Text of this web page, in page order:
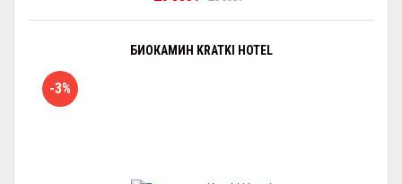
БИОКАМИН KRATKI HOTEL
-3%